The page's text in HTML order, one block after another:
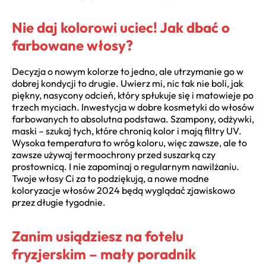
Nie daj kolorowi uciec! Jak dbać o
farbowane włosy?
Decyzja o nowym kolorze to jedno, ale utrzymanie go w
dobrej kondycji to drugie. Uwierz mi, nic tak nie boli, jak
piękny, nasycony odcień, który spłukuje się i matowieje po
trzech myciach. Inwestycja w dobre kosmetyki do włosów
farbowanych to absolutna podstawa. Szampony, odżywki,
maski – szukaj tych, które chronią kolor i mają filtry UV.
Wysoka temperatura to wróg koloru, więc zawsze, ale to
zawsze używaj termoochrony przed suszarką czy
prostownicą. I nie zapominaj o regularnym nawilżaniu.
Twoje włosy Ci za to podziękują, a nowe modne
koloryzacje włosów 2024 będą wyglądać zjawiskowo
przez długie tygodnie.
Zanim usiądziesz na fotelu
fryzjerskim – mały poradnik